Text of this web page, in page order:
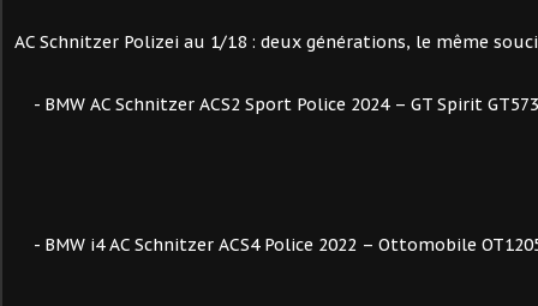
AC Schnitzer Polizei au 1/18 : deux générations, le même
- BMW AC Schnitzer ACS2 Sport Police 2024 – GT Spirit GT573
- BMW i4 AC Schnitzer ACS4 Police 2022 – Ottomobile